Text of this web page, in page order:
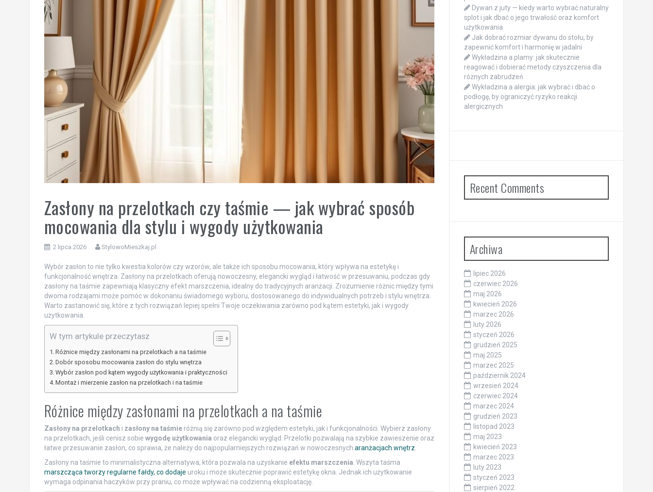
Zasłony na przelotkach czy taśmie — jak wybrać sposób
mocowania dla stylu i wygody użytkowania
2 lipca 2026 StylowoMieszkaj.pl
Wybór zasłon to nie tylko kwestia kolorów czy wzorów, ale także ich sposobu mocowania, który wpływa na estetykę i
funkcjonalność wnętrza. Zasłony na przelotkach oferują nowoczesny, elegancki wygląd i łatwość w przesuwaniu, podczas gdy
zasłony na taśmie zapewniają klasyczny efekt marszczenia, idealny do tradycyjnych aranżacji. Zrozumienie różnic między tymi
dwoma rodzajami może pomóc w dokonaniu świadomego wyboru, dostosowanego do indywidualnych potrzeb i stylu wnętrza.
Warto zastanowić się, które z tych rozwiązań lepiej spełni Twoje oczekiwania zarówno pod kątem estetyki, jak i wygody
użytkowania.
W tym artykule przeczytasz
Różnice między zasłonami na przelotkach a na taśmie
Dobór sposobu mocowania zasłon do stylu wnętrza
Wybór zasłon pod kątem wygody użytkowania i praktyczności
Montaż i mierzenie zasłon na przelotkach i na taśmie
Różnice między zasłonami na przelotkach a na taśmie
Zasłony na przelotkach i zasłony na taśmieróżnią się zarówno pod względem estetyki, jak i funkcjonalności. Wybierz zasłony
na przelotkach, jeśli cenisz sobie wygodę użytkowania oraz elegancki wygląd. Przelotki pozwalają na szybkie zawieszenie oraz
łatwe przesuwanie zasłon, co sprawia, że należy do najpopularniejszych rozwiązań w nowoczesnych aranżacjach wnętrz
Zasłony na taśmie to minimalistyczna alternatywa, która pozwala na uzyskanie efektu marszczenia . Wszyta taśma
marszcząca tworzy regularne fałdy, co dodaje uroku i może skutecznie poprawić estetykę okna. Jednak ich użytkowanie
wymaga odpinania haczyków przy praniu, co może wpływać na codzienną eksploatację.
Dywan z juty — kiedy warto wybrać naturalny
splot i jak dbać o jego trwałość oraz komfort
użytkowania
Jak dobrać rozmiar dywanu do stołu, by
zapewnić komfort i harmonię w jadalni
Wykładzina a plamy: jak skutecznie
reagować i dobierać metody czyszczenia dla
różnych zabrudzeń
Wykładzina a alergia: jak wybrać i dbać o
podłogę, by ograniczyć ryzyko reakcji
alergicznych
Recent Comments
Archiwa
lipiec 2026
czerwiec 2026
maj 2026
kwiecień 2026
marzec 2026
luty 2026
styczeń 2026
grudzień 2025
maj 2025
marzec 2025
październik 2024
wrzesień 2024
czerwiec 2024
marzec 2024
grudzień 2023
listopad 2023
maj 2023
kwiecień 2023
marzec 2023
luty 2023
styczeń 2023
sierpień 2022